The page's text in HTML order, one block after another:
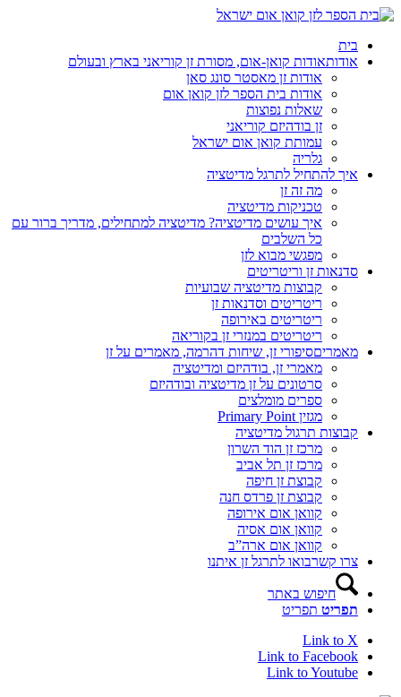
בית
אודותאודות קואן-אום, מסורת זן קוריאני בארץ ובעולם
אודות זן מאסטר סונג סאן
אודות בית הספר לזן קואן אום
שאלות נפוצות
זן בודהיזם קוריאני
עמותת קואן אום ישראל
גלריה
איך להתחיל לתרגל מדיטציה
מה זה זן
טכניקות מדיטציה
איך עושים מדיטציה? מדיטציה למתחילים, מדריך ברור עם
כל השלבים
מפגשי מבוא לזן
סדנאות זן וריטריטים
קבוצות מדיטציה שבועיות
ריטריטים וסדנאות זן
ריטריטים באירופה
ריטריטים במנזרי זן בקוריאה
מאמריםסיפורי זן, שיחות דהרמה, מאמרים על זן
מאמרי זן, בודהיזם ומדיטציה
סרטונים על זן מדיטציה ובודהיזם
ספרים מומלצים
מגזין Primary Point
קבוצות תרגול מדיטציה
מרכז זן הוד השרון
מרכז זן תל אביב
קבוצת זן חיפה
קבוצת זן פרדס חנה
קוואן אום אירופה
קוואן אום אסיה
קוואן אום ארה”ב
צרו קשרבואו לתרגל זן איתנו
חיפוש באתר
תפריט תפריט
Link to X
Link to Facebook
Link to Youtube